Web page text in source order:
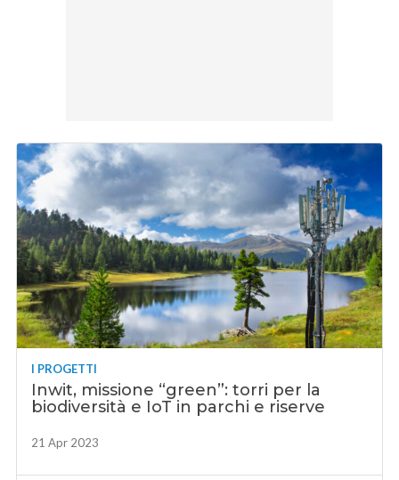
I PROGETTI
Inwit, missione “green”: torri per la
biodiversità e IoT in parchi e riserve
21 Apr 2023